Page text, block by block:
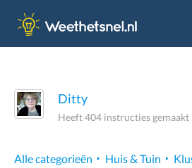
Ditty
Heeft 404 instructies gemaakt
Alle categorieën Huis & Tuin